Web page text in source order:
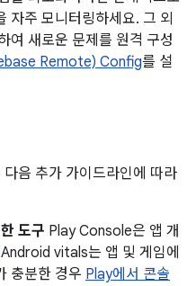
자주 모니터링하세요. 그 외
여 새로운 문제를 원격 구성
Remote) Config를 설
음 추가 가이드라인에 따라
도구 Play Console은 앱 개
Android vitals는 앱 및 게임에
충분한 경우 Play에서 콘솔